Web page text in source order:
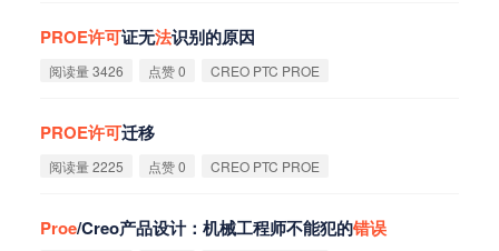
PROE许可证无法识别的原因
阅读量 3426 点赞 0 CREO PTC PROE
PROE许可迁移
阅读量 2225 点赞 0 CREO PTC PROE
Proe/Creo产品设计：机械工程师不能犯的错误